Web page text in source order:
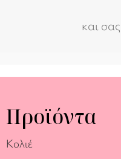
και
Προϊόντα
Κολιέ